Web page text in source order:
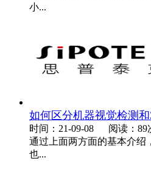
小...
如何区分机器视觉检测
时间：21-09-08
阅读：89
通过上面两方面的基本介绍
也...